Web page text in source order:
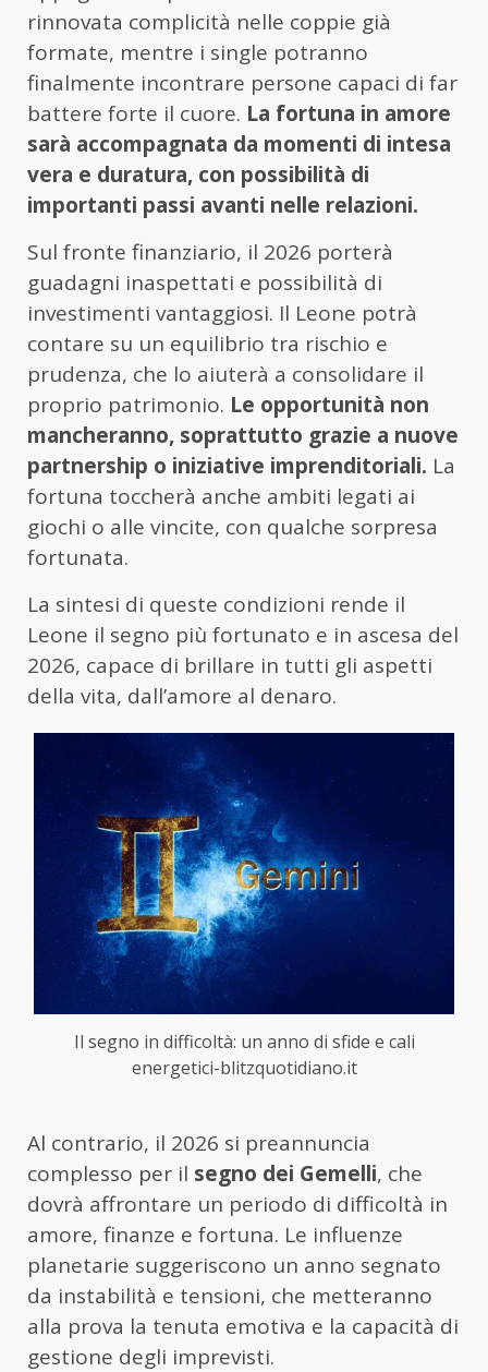
rinnovata complicità nelle coppie già
formate, mentre i single potranno
finalmente incontrare persone capaci di far
battere forte il cuore. La fortuna in amore
sarà accompagnata da momenti di intesa
vera e duratura, con possibilità di
importanti passi avanti nelle relazioni.
Sul fronte finanziario, il 2026 porterà
guadagni inaspettati e possibilità di
investimenti vantaggiosi. Il Leone potrà
contare su un equilibrio tra rischio e
prudenza, che lo aiuterà a consolidare il
proprio patrimonio. Le opportunità non
mancheranno, soprattutto grazie a nuove
partnership o iniziative imprenditoriali. La
fortuna toccherà anche ambiti legati ai
giochi o alle vincite, con qualche sorpresa
fortunata.
La sintesi di queste condizioni rende il
Leone il segno più fortunato e in ascesa del
2026, capace di brillare in tutti gli aspetti
della vita, dall’amore al denaro.
Il segno in difficoltà: un anno di sfide e cali
energetici-blitzquotidiano.it
Al contrario, il 2026 si preannuncia
complesso per il segno dei Gemelli, che
dovrà affrontare un periodo di difficoltà in
amore, finanze e fortuna. Le influenze
planetarie suggeriscono un anno segnato
da instabilità e tensioni, che metteranno
alla prova la tenuta emotiva e la capacità di
gestione degli imprevisti.